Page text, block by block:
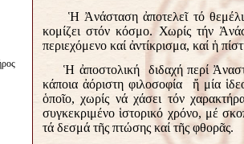
Ἡ Ἀνάσταση ἀποτελεῖ τό
κομίζει στόν κόσμο. Χωρίς τήν
περιεχόμενο καί ἀντίκρισμα, καί ἡ
Ἡ ἀποστολική διδαχή περί
κάποια ἀόριστη φιλοσοφία ἤ μία
ὁποῖο, χωρίς νά χάσει τόν
συγκεκριμένο ἱστορικό χρόνο, μέ
τά δεσμά τῆς πτώσης καί τῆς φθορᾶς.